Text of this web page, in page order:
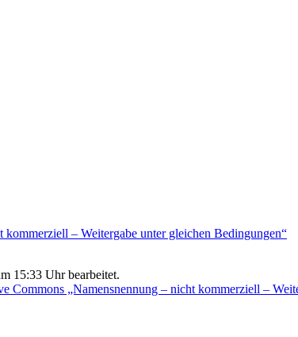
15:33 Uhr bearbeitet.
Commons „Namensnennung – nicht kommerziell –